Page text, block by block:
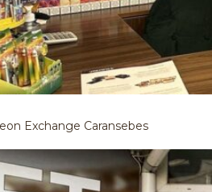
Exchange Caransebes